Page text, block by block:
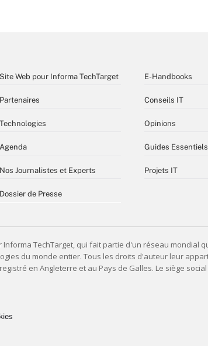
Site Web pour Informa TechTarget
Partenaires
Technologies
Agenda
Nos Journalistes et Experts
Dossier de Presse
E-Handbooks
Conseils IT
Opinions
Guides Essentiels
Projets IT